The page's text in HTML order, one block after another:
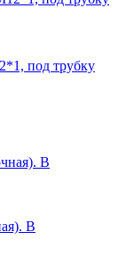
под трубку
В